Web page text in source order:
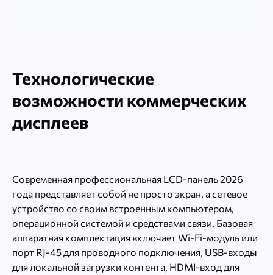
Технологические
возможности коммерческих
дисплеев
Современная профессиональная LCD-панель 2026
года представляет собой не просто экран, а сетевое
устройство со своим встроенным компьютером,
операционной системой и средствами связи. Базовая
аппаратная комплектация включает Wi-Fi-модуль или
порт RJ-45 для проводного подключения, USB-входы
для локальной загрузки контента, HDMI-вход для